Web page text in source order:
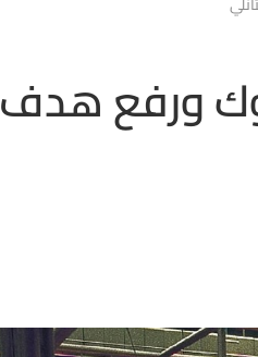
وفيسبوك ورفع هدف